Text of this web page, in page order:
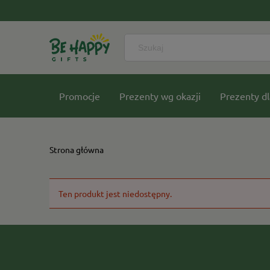
Promocje Prezenty wg okazji Prezenty
Strona główna
Ten produkt jest niedostępny.